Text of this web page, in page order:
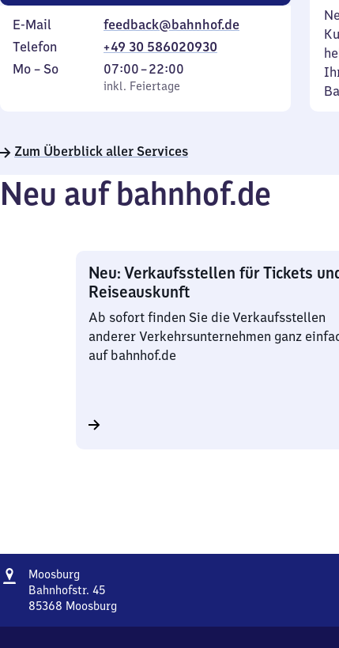
E-Mail
feedback@bahnhof.de
Telefon
+49 30 586020930
Montag
Mo – So,
inkl. Feiertage
07:00–22:00
Von
7
22
inkl. Feiertage
Zum Überblick aller Services
Neu auf bahnhof.de
Neu: Verkaufsstellen für Tickets
Reiseauskunft
Ab sofort finden Sie die Verkaufsstellen
anderer Verkehrsunternehmen ganz
auf bahnhof.de
Adresse
Moosburg
Bahnhofstr. 45
85368 Moosburg